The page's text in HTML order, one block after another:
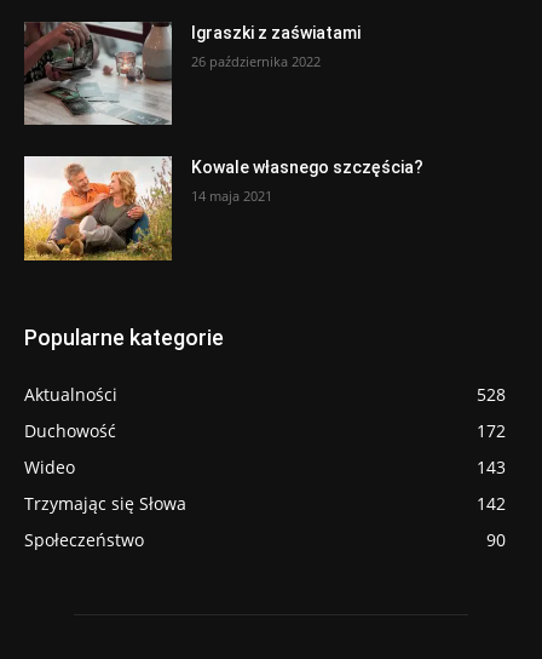
Igraszki z zaświatami
26 października 2022
Kowale własnego szczęścia?
14 maja 2021
Popularne kategorie
Aktualności
528
Duchowość
172
Wideo
143
Trzymając się Słowa
142
Społeczeństwo
90